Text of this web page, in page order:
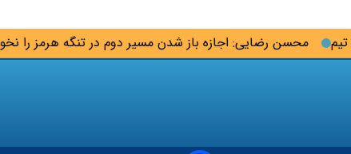
محسن رضایی: اجازه باز شدن مسیر دوم در تنگه هرمز را